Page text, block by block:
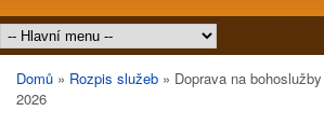
Hlavní menu
Jste zde
Domů » Rozpis služeb » Doprava na
2026